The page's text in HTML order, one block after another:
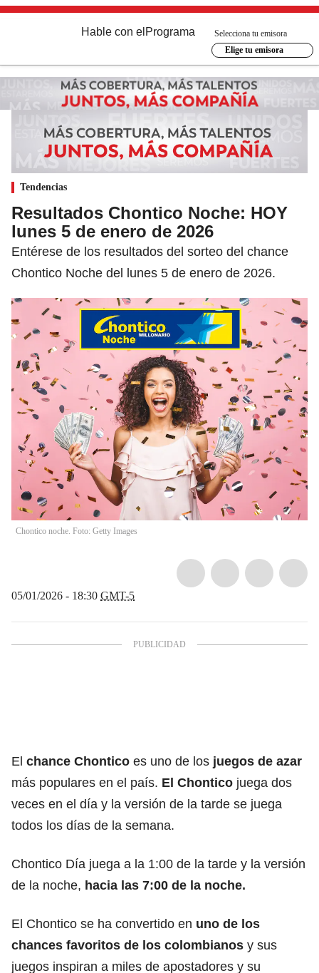
Hable con el Programa
Selecciona tu emisora
Elige tu emisora
Tendencias
Resultados Chontico Noche: HOY
lunes 5 de enero de 2026
Entérese de los resultados del sorteo del chance
Chontico Noche del lunes 5 de enero de 2026.
Chontico noche. Foto: Getty Images
05/01/2026 - 18:30 GMT-5
El chance Chontico es uno de los juegos de azar
más populares en el país. El Chontico juega dos
veces en el día y la versión de la tarde se juega
todos los días de la semana.
Chontico Día juega a la 1:00 de la tarde y la versión
de la noche, hacia las 7:00 de la noche.
El Chontico se ha convertido en uno de los
chances favoritos de los colombianos y sus
juegos inspiran a miles de apostadores y su